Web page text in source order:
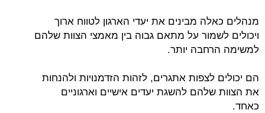
מנהלים כאלה מבינים את יעדי הארגון לטווח ארוך
ויכולים לשמור על מתאם גבוה בין מאמצי הצוות שלהם
למשימה הרחבה יותר.
הם יכולים לצפות אתגרים, לזהות הזדמנויות ולהנחות
את הצוות שלהם להשגת יעדים אישיים וארגוניים
כאחד.